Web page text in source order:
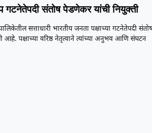
गटनेतेपदी संतोष पेडणेकर यांची नियुक्ती
सत्ताधारी भारतीय जनता पक्षाच्या गटनेतेपदी
पक्षाच्या वरिष्ठ नेतृत्वाने त्यांच्या अनुभव आणि संघटन